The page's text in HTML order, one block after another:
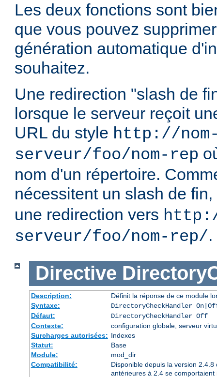
Les deux fonctions sont
que vous pouvez
génération automatique
souhaitez.
Une redirection "slash de
lorsque le serveur reçoit
URL du style http://
serveur/foo/nom-rep
nom d'un répertoire.
nécessitent un slash de fin,
une redirection vers
serveur/foo/nom-rep/.
Directive
Description:
Définit la réponse de ce module
Syntaxe:
DirectoryCheckHandler
Défaut:
DirectoryCheckHandler Off
Contexte:
configuration globale, serveur
Surcharges autorisées: Indexes
Statut:
Base
Module:
mod_dir
Compatibilité:
Disponible depuis la version
antérieures à 2.4 se